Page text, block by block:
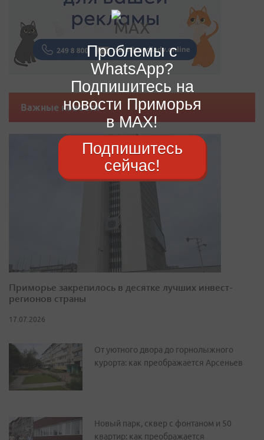
Важные новости
Приморье закрепилось в десятке лучших инвест-
регионов страны
17.07.2026
От уютного двора до горнолыжного
курорта: как преображается Арсеньев
Новый парк, сквер с фонтаном и 50
квартир: как преображается
Проблемы с
WhatsApp?
Подпишитесь на
новости Приморья
в MAX!
Подпишитесь
сейчас!